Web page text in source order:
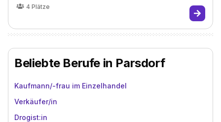
4 Plätze
Beliebte Berufe in Parsdorf
Kaufmann/-frau im Einzelhandel
Verkäufer/in
Drogist:in